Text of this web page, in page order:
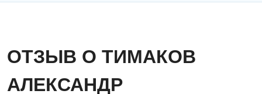
ОТЗЫВ О ТИМАКОВ
АЛЕКСАНДР